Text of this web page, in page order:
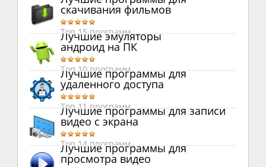
скачивания фильмов
Топ 15 программ
Лучшие эмуляторы
андроид на ПК
Топ 10 программ
Лучшие программы для
удаленного доступа
Топ 11 программ
Лучшие программы для записи
видео с экрана
Топ 14 программ
Лучшие программы для
просмотра видео